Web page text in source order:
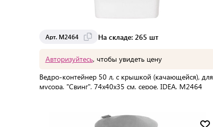
Арт. М2464 На складе: 265 шт
Авторизуйтесь, чтобы увидеть цену
Ведро-контейнер 50 л, с крышкой (качающейся), для
мусора, "Свинг", 74х40х35 см, серое, IDEA, М2464